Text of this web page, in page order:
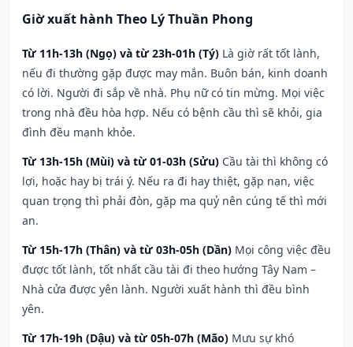
Giờ xuất hành Theo Lý Thuần Phong
Từ 11h-13h (Ngọ) và từ 23h-01h (Tý) Là giờ rất tốt lành,
nếu đi thường gặp được may mắn. Buôn bán, kinh doanh
có lời. Người đi sắp về nhà. Phụ nữ có tin mừng. Mọi việc
trong nhà đều hòa hợp. Nếu có bệnh cầu thì sẽ khỏi, gia
đình đều mạnh khỏe.
Từ 13h-15h (Mùi) và từ 01-03h (Sửu) Cầu tài thì không có
lợi, hoặc hay bị trái ý. Nếu ra đi hay thiệt, gặp nạn, việc
quan trọng thì phải đòn, gặp ma quỷ nên cúng tế thì mới
an.
Từ 15h-17h (Thân) và từ 03h-05h (Dần) Mọi công việc đều
được tốt lành, tốt nhất cầu tài đi theo hướng Tây Nam –
Nhà cửa được yên lành. Người xuất hành thì đều bình
yên.
Từ 17h-19h (Dậu) và từ 05h-07h (Mão) Mưu sự khó